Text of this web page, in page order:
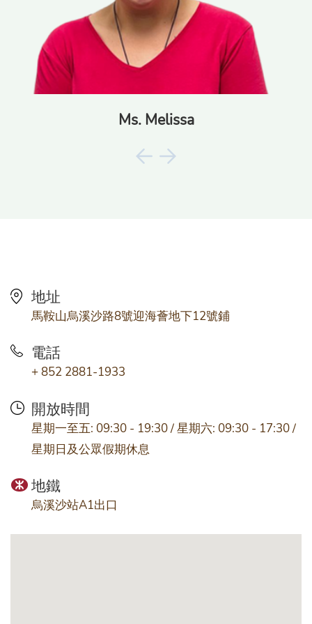
Ms. Melissa
地址
馬鞍山烏溪沙路8號迎海薈地下12號鋪
電話
+ 852 2881-1933
開放時間
星期一至五: 09:30 - 19:30 / 星期六: 09:30 - 17:30 /
星期日及公眾假期休息
地鐵
烏溪沙站A1出口